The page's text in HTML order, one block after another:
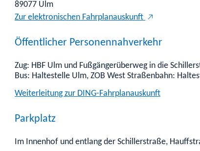
89077 Ulm
Zur elektronischen Fahrplanauskunft
Öffentlicher Personennahverkehr
Zug: HBF Ulm und Fußgängerüberweg in die
Bus: Haltestelle Ulm, ZOB West Straßenbahn:
Weiterleitung zur DING-Fahrplanauskunft
Parkplatz
Im Innenhof und entlang der Schillerstraße,